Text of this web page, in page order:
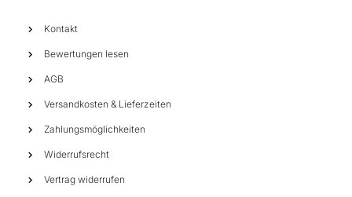
Kontakt
Bewertungen lesen
AGB
Versandkosten & Lieferzeiten
Zahlungsmöglichkeiten
Widerrufsrecht
Vertrag widerrufen